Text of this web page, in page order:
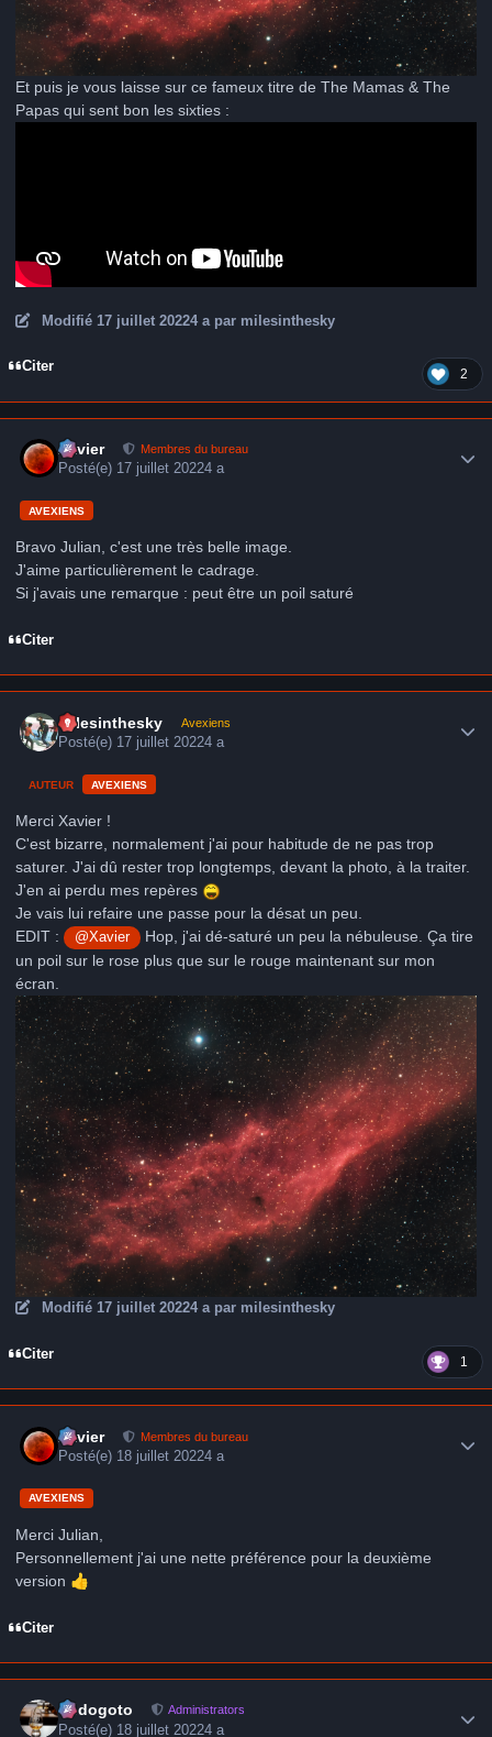
Et puis je vous laisse sur ce fameux titre de The Mamas & The
Papas qui sent bon les sixties :
Modifié 17 juillet 20224 apar milesinthesky
Citer 2
Xavier Membres du bureau
Posté(e) 17 juillet 20224 a
AVEXIENS
Bravo Julian, c'est une très belle image.
J'aime particulièrement le cadrage.
Si j'avais une remarque : peut être un poil saturé
Citer
milesinthesky Avexiens
Posté(e) 17 juillet 20224 a
AUTEUR AVEXIENS
Merci Xavier !
C'est bizarre, normalement j'ai pour habitude de ne pas trop
saturer. J'ai dû rester trop longtemps, devant la photo, à la traiter.
J'en ai perdu mes repères
Je vais lui refaire une passe pour la désat un peu.
EDIT :
@Xavier
Hop, j'ai dé-saturé un peu la nébuleuse. Ça tire
un poil sur le rose plus que sur le rouge maintenant sur mon
écran.
Modifié 17 juillet 20224 apar milesinthesky
Citer 1
Xavier Membres du bureau
Posté(e) 18 juillet 20224 a
AVEXIENS
Merci Julian,
Personnellement j'ai une nette préférence pour la deuxième
version 👍
Citer
frédogoto Administrators
Posté(e) 18 juillet 20224 a